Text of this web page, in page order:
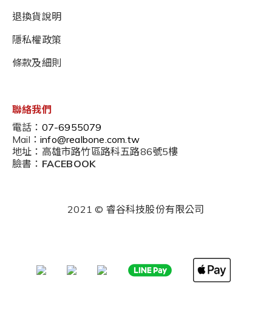
退換貨說明
隱私權政策
條款及細則
聯絡我們
電話： 07-6955079
Mail： info@realbone.com.tw
地址：高雄市路竹區路科五路86號5樓
臉書： FACEBOOK
2021 © 睿谷科技股份有限公司